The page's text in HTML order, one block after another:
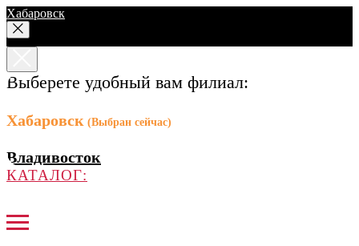
Хабаровск
Выберете удобный вам филиал:
Хабаровск (Выбран сейчас)
Владивосток
КАТАЛОГ: